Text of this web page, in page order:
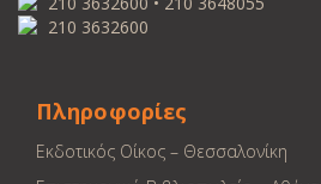
210 3632600
Πληροφορίες
Εκδοτικός Οίκος – Θεσσαλονίκη